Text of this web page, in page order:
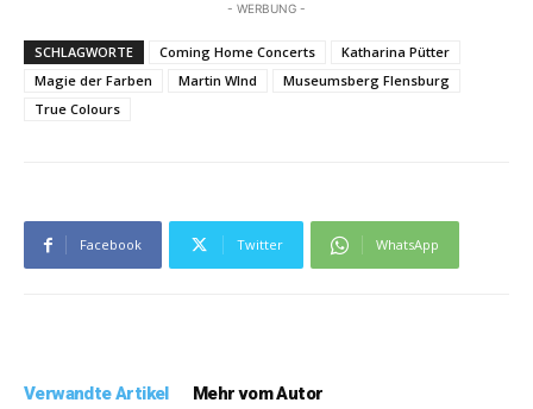
- WERBUNG -
SCHLAGWORTE Coming Home Concerts
Katharina Pütter
Magie der Farben
Martin WInd
Museumsberg Flensburg
True Colours
Facebook Twitter WhatsApp
Verwandte Artikel Mehr vom Autor